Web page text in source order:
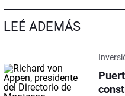
LEÉ ADEMÁS